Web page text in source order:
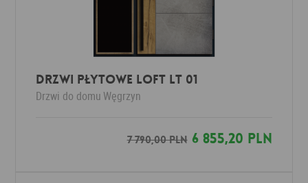
DRZWI PŁYTOWE LOFT LT 01
Drzwi do domu Węgrzyn
7 790,00 PLN6 855,20 PLN